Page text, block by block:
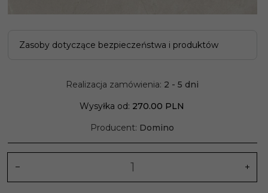
Zasoby dotyczące bezpieczeństwa i produktów
Realizacja zamówienia: 2 - 5 dni
Wysyłka od: 270.00 PLN
Producent: Domino